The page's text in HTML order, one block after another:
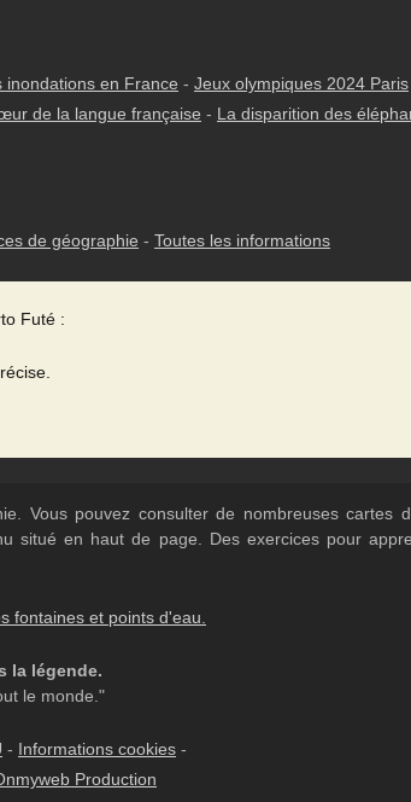
inondations en France - Jeux olympiques 2024 Paris
de la langue française - La disparition des
de géographie - Toutes les informations
Futé :
pouvez consulter de nombreuses cartes
en haut de page. Des exercices pour
fontaines et points d'eau.
la légende.
le monde."
- Informations cookies -
Production